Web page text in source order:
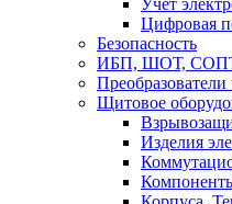
Учет
Цифровая
Безопасность
ИБП, ШОТ,
Щитовое
Изделия